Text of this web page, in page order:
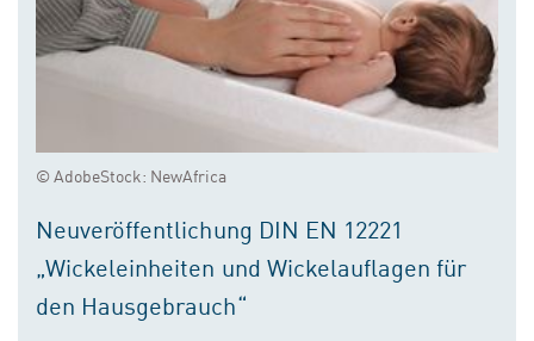
© AdobeStock: NewAfrica
Neuveröffentlichung DIN EN 12221
„Wickeleinheiten und Wickelauflagen für
den Hausgebrauch“